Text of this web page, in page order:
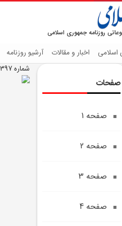
روزنامه جمهوری اسلامی
اسلامی اخبار و مقالات آرشیو روزنامه
صفحات
صفحه 1
صفحه 2
صفحه 3
صفحه 4
شماره 13397